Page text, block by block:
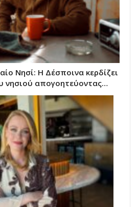
Νησί: Η Δέσποινα κερδίζει
νησιού απογοητεύοντας…